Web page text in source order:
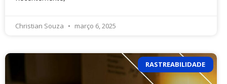
Christian Souza março 6, 2025
RASTREABILIDADE